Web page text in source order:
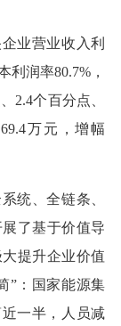
业营业收入利
利润率80.7%，
2.4个百分点、
万元，增幅
统、全链条、
了基于价值导
提升企业价值
”：国家能源集
一半，人员减